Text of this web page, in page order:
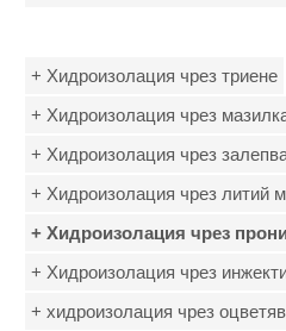
+ Хидроизолация чрез триене
+ Хидроизолация чрез
+ Хидроизолация чрез
+ Хидроизолация чрез литий
+ Хидроизолация чрез
+ Хидроизолация чрез
+ хидроизолация чрез